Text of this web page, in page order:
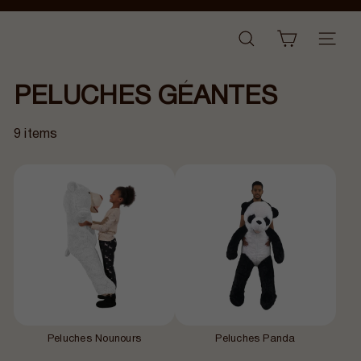
Passer
a
a
RECHERCHER
PELUCHES GÉANTES
9 items
Peluches Nounours Peluches Panda